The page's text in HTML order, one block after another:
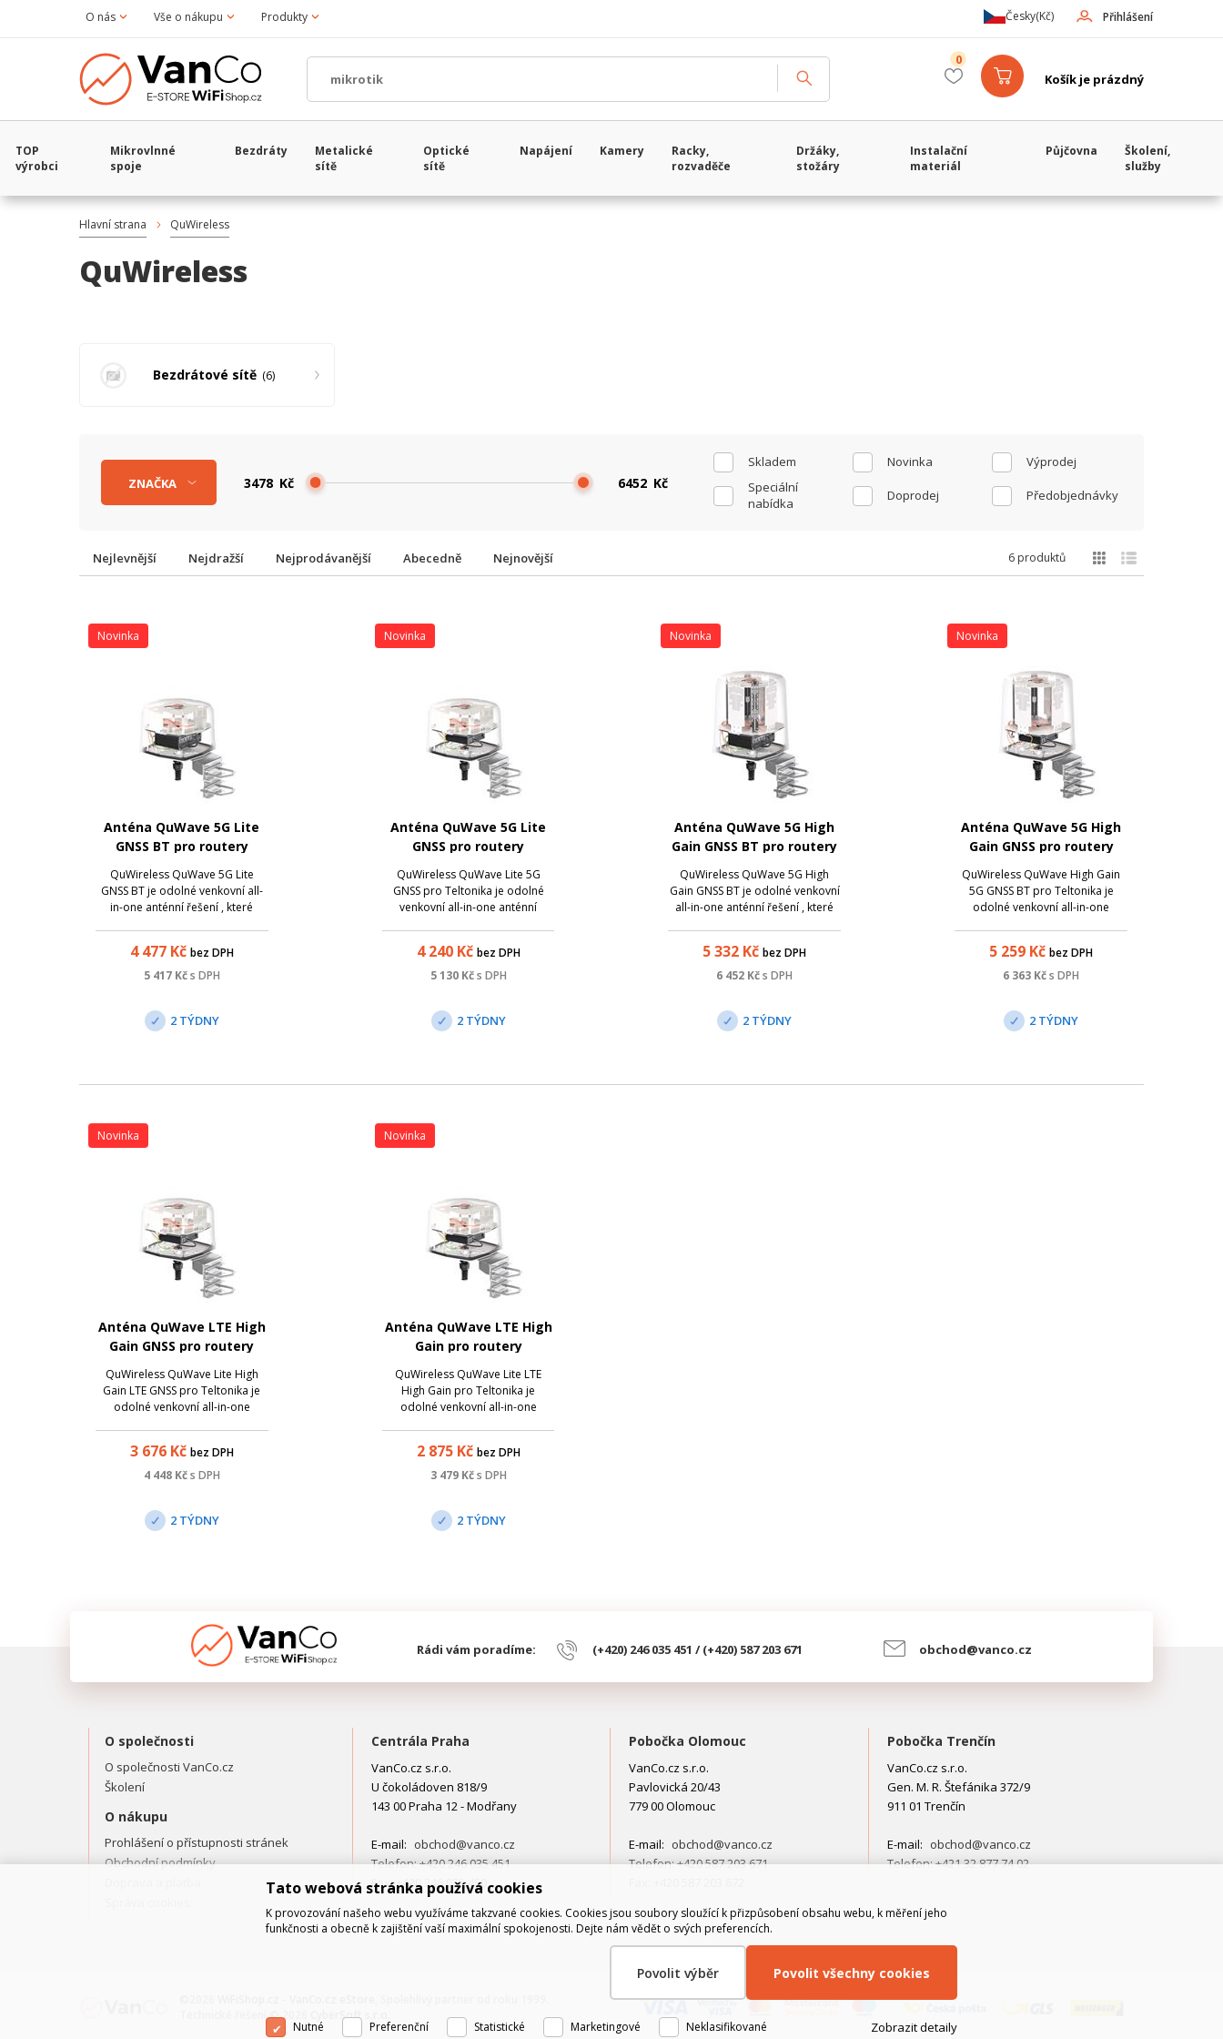
O nás Vše o nákupu Produkty Přihlášení
Česky(Kč)
Košík je prázdný
0
TOP
výrobci
Mikrovlnné
spoje
Bezdráty
Metalické
sítě
Optické
sítě
Napájení Kamery
Racky,
rozvaděče
Držáky,
stožáry
Instalační
materiál
Půjčovna
Školení,
služby
Hlavní strana QuWireless
QuWireless
Bezdrátové sítě 6
Skladem Novinka
Výprodej
Speciální
nabídka
Doprodej Předobjednávky
Kč Kč
ZNAČKA
Nejlevnější Nejdražší Nejprodávanější Abecedně Nejnovější 6 produktů
Anténa QuWave 5G Lite
GNSS BT pro routery
Teltonika
QuWireless QuWave 5G Lite
GNSS BT je odolné venkovní all-
in-one anténní řešení , které
aktivní GPS anténu a Bluetooth
anténu s instalačním prostorem
4 477Kč bez DPH
5 417Kčs DPH
Novinka
2 TÝDNY
Anténa QuWave 5G Lite
GNSS pro routery
Teltonika
QuWireless QuWave Lite 5G
GNSS pro Teltonika je odolné
venkovní all-in-one anténní
anténu, aktivní GPS anténu s
instalačním prostorem pro
4 240Kč bez DPH
5 130Kč s DPH
Novinka
2 TÝDNY
Anténa QuWave 5G High
Gain GNSS BT pro routery
QuWireless QuWave 5G High
Gain GNSS BT je odolné venkovní
all-in-one anténní řešení , které
aktivní GPS anténu a Bluetooth
anténu s instalačním prostorem
5 332 Kč bez DPH
6 452 Kčs DPH
Novinka
2 TÝDNY
Anténa QuWave 5G High
Gain GNSS pro routery
QuWireless QuWave High Gain
5G GNSS BT pro Teltonika je
odolné venkovní all-in-one
anténu, Wi-Fi anténu a aktivní GPS
anténu s instalačním prostorem
5 259 Kč bez DPH
6 363 Kčs DPH
Novinka
2 TÝDNY
Anténa QuWave LTE High
Gain GNSS pro routery
QuWireless QuWave Lite High
Gain LTE GNSS pro Teltonika je
odolné venkovní all-in-one
anténu , Wi-Fi anténu a aktivní
GPS anténu s instalačním
3 676Kč bez DPH
4 448Kčs DPH
Novinka
2 TÝDNY
Anténa QuWave LTE High
Gain pro routery
QuWireless QuWave Lite LTE
High Gain pro Teltonika je
odolné venkovní all-in-one
anténu , Wi-Fi anténu a GPS
anténu s instalačním prostorem
2 875Kč bez DPH
3 479Kč s DPH
Novinka
2 TÝDNY
Rádi vám poradíme: (+420) 246 035 451 / (+420) 587 203 671 obchod@vanco.cz
O společnosti
O společnosti VanCo.cz
Školení
O nákupu
Prohlášení o přístupnosti stránek
Obchodní podmínky
Centrála Praha
VanCo.cz s.r.o.
U čokoládoven 818/9
143 00 Praha 12 - Modřany
E-mail: obchod@vanco.cz
Telefon: +420 246 035 451
Fax: +420 246 035 450
Pobočka Olomouc
VanCo.cz s.r.o.
Pavlovická 20/43
779 00 Olomouc
E-mail: obchod@vanco.cz
Telefon: +420 587 203 671
Pobočka Trenčín
VanCo.cz s.r.o.
Gen. M. R. Štefánika 372/9
911 01 Trenčín
E-mail: obchod@vanco.cz
Telefon: +421 32 877 74 02
Technické řešení © 2026
CyberSoft s.r.o.
Tato webová stránka používá cookies
K provozování našeho webu využíváme takzvané cookies. Cookies jsou soubory sloužící k přizpůsobení obsahu webu, k měření jeho
funkčnosti a obecně k zajištění vaší maximální spokojenosti. Dejte nám vědět o svých preferencích.
Povolit výběr Povolit všechny cookies
Nutné Preferenční Statistické Marketingové Neklasifikované Zobrazit detaily